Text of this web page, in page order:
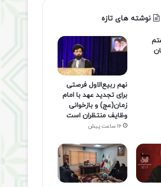
نوشته های تازه
نهم ربیع‌الاول فرصتی
برای تجدید عهد با امام
زمان(عج) و بازخوانی
وظایف منتظران است
16 ساعت پیش